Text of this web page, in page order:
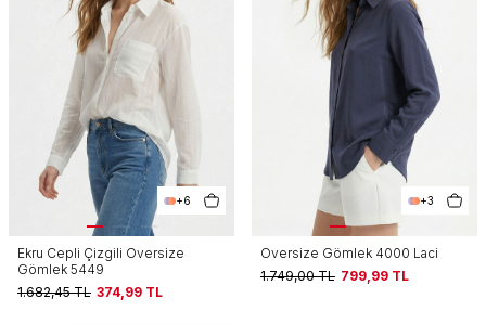
+6
Ekru Cepli Çizgili Oversize
Gömlek 5449
1.682,45TL 374,99 TL
+3
Oversize Gömlek 4000 Laci
1.749,00TL 799,99 TL